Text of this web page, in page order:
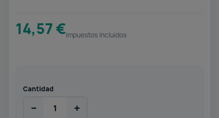
14,57 €Impuestos incluidos
Cantidad
− +